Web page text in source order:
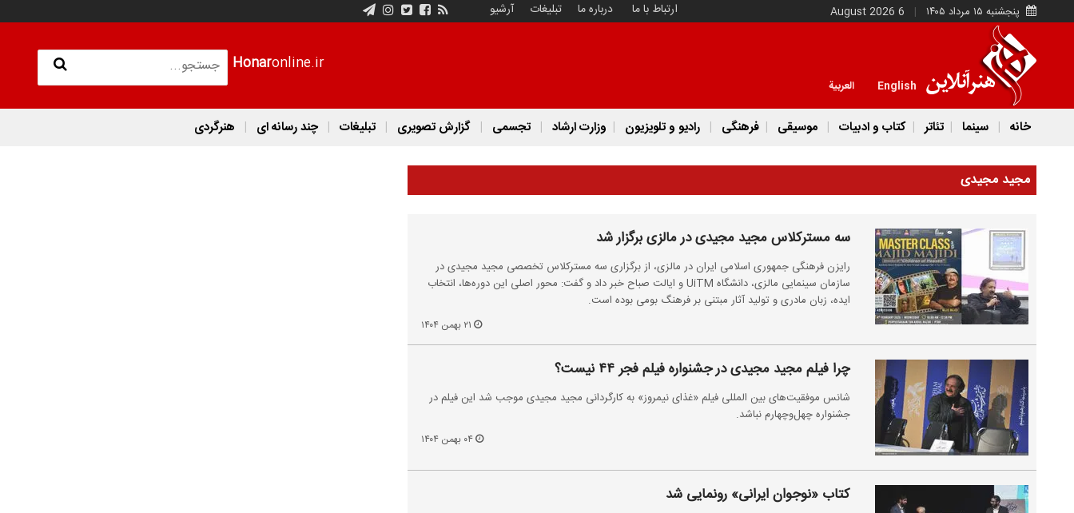
پنجشنبه ۱۵ مرداد ۱۴۰۵ 6 August 2026 ارتباط با ما درباره ما تبلیغات آرشیو
Honaronline.ir
English العربية
خانه سینما تئاتر کتاب و ادبیات موسیقی فرهنگی رادیو و تلویزیون وزارت ارشاد تجسمی گزارش تصویری تبلیغات چند رسانه ای هنرگردی
مجید مجیدی
سه مسترکلاس مجید مجیدی در مالزی برگزار شد
رایزن فرهنگی جمهوری اسلامی ایران در مالزی، از برگزاری سه مسترکلاس تخصصی مجید مجیدی در
سازمان سینمایی مالزی، دانشگاه UiTM و ایالت صباح خبر داد و گفت: محور اصلی این دوره‌ها، انتخاب
ایده، زبان مادری و تولید آثار مبتنی بر فرهنگ بومی بوده است.
چرا فیلم مجید مجیدی در جشنواره فیلم فجر ۴۴ نیست؟
شانس موفقیت‌های بین المللی فیلم «غذای نیمروز» به کارگردانی مجید مجیدی موجب شد این فیلم در
جشنواره چهل‌وچهارم نباشد.
۰۴ بهمن ۱۴۰۴
کتاب «نوجوان ایرانی» رونمایی شد